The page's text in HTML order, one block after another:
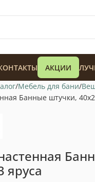
₸
АКЦИИ
Мебель для бани
Банные штучки,
яруса